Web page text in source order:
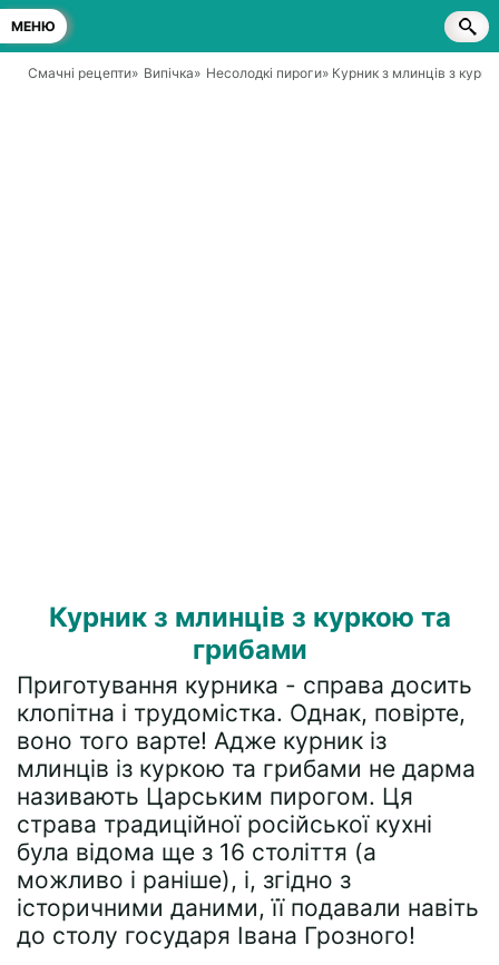
МЕНЮ
Смачні рецепти» Випічка» Несолодкі пироги» Курник з млинців з
Курник з млинців з куркою та
грибами
Приготування курника - справа досить
клопітна і трудомістка. Однак, повірте,
воно того варте! Адже курник із
млинців із куркою та грибами не дарма
називають Царським пирогом. Ця
страва традиційної російської кухні
була відома ще з 16 століття (а
можливо і раніше), і, згідно з
історичними даними, її подавали навіть
до столу государя Івана Грозного!